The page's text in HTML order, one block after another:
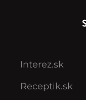
Interez.sk
Receptik.sk